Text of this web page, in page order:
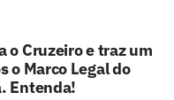
o Cruzeiro e traz um
o Marco Legal do
Entenda!